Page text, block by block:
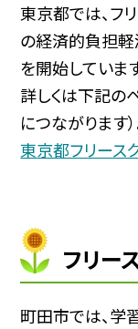
東京都では、フ
の経済的負担軽
を開始していま
詳しくは下記の
につながります）
東京都フリース
フリー
町田市では、学